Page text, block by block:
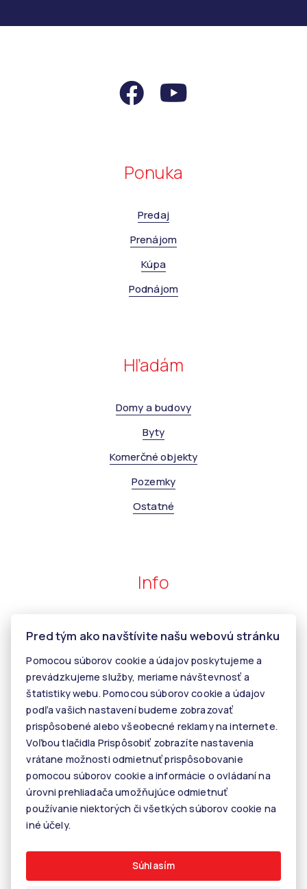
Ponuka
Predaj
Prenájom
Kúpa
Podnájom
Hľadám
Domy a budovy
Byty
Komerčné objekty
Pozemky
Ostatné
Info
Kontakt
Kariéra
Tiper
Blog
© 2026 - KALANINOVÁ realitné služby
Rastislavova 60, 040 01 Košice, E-mail: info@kalaninovareality.sk
Informácie o spracúvaní osobných údajov
Pred tým ako navštívite našu webovú stránku
Pomocou súborov cookie a údajov poskytujeme a
prevádzkujeme služby, meriame návštevnosť a
štatistiky webu. Pomocou súborov cookie a údajov
podľa vašich nastavení budeme zobrazovať
prispôsobené alebo všeobecné reklamy na internete.
Voľbou tlačidla Prispôsobiť zobrazíte nastavenia
vrátane možnosti odmietnuť prispôsobovanie
pomocou súborov cookie a informácie o ovládaní na
úrovni prehliadača umožňujúce odmietnuť
používanie niektorých či všetkých súborov cookie na
iné účely.
Súhlasím